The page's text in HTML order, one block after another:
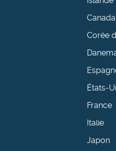
Canada
Corée
États-
France
Italie
Japon